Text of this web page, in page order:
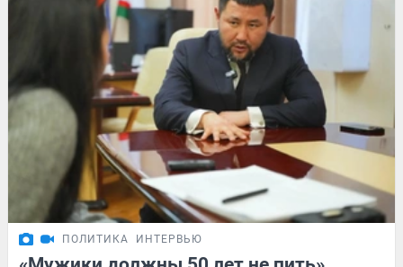
ПОЛИТИКА ИНТЕРВЬЮ